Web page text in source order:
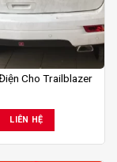
Cho Trailblazer
LIÊN HỆ